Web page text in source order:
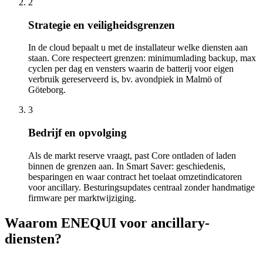
Strategie en veiligheidsgrenzen
In de cloud bepaalt u met de installateur welke diensten aan
staan. Core respecteert grenzen: minimumlading backup, max
cyclen per dag en vensters waarin de batterij voor eigen
verbruik gereserveerd is, bv. avondpiek in Malmö of
Göteborg.
3
Bedrijf en opvolging
Als de markt reserve vraagt, past Core ontladen of laden
binnen de grenzen aan. In Smart Saver: geschiedenis,
besparingen en waar contract het toelaat omzetindicatoren
voor ancillary. Besturingsupdates centraal zonder handmatige
firmware per marktwijziging.
Waarom ENEQUI voor ancillary-
diensten?